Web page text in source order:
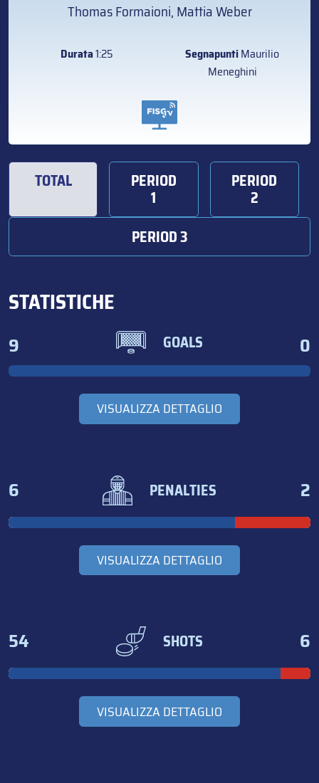
Thomas Formaioni, Mattia Weber
Durata1:25 SegnapuntiMaurilio
Meneghini
TOTAL PERIOD
1
PERIOD
2
PERIOD 3
STATISTICHE
9 GOALS 0
VISUALIZZA DETTAGLIO
6 PENALTIES 2
VISUALIZZA DETTAGLIO
54 SHOTS 6
VISUALIZZA DETTAGLIO